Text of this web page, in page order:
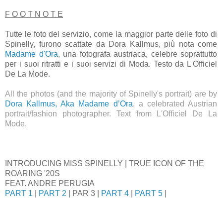
F O O T N O T E
Tutte le foto del servizio, come la maggior parte delle foto di
Spinelly, furono scattate da Dora Kallmus, più nota come
Madame d'Ora, una fotografa austriaca, celebre soprattutto
per i suoi ritratti e i suoi servizi di Moda. Testo da L'Officiel
De La Mode.
All the photos (and the majority of Spinelly's portrait) are by
Dora Kallmus, Aka Madame d’Ora, a celebrated Austrian
portrait/fashion photographer. Text from L'Officiel De La
Mode.
INTRODUCING MISS SPINELLY | TRUE ICON OF THE
ROARING '20S
FEAT. ANDRE PERUGIA
PART 1
PART 2 | PAR 3 | PART 4 PART 5